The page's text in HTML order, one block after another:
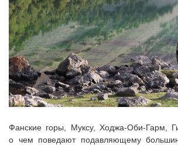
Фанские горы, Муксу, Ходжа-Оби-Гарм,
о чем поведают подавляющему